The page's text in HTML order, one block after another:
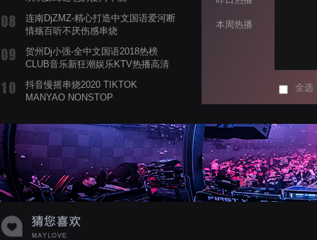
连南DjZMZ-精心打造中文国语爱河断
情殇百听不厌伤感串烧
贺州Dj小强-全中文国语2018热榜
CLUB音乐新狂潮娱乐KTV热播高清
抖音慢摇串烧2020 TIKTOK
MANYAO NONSTOP
蝉爸爸妈妈爱存在夏天的风是想你的
声音啊
本周热播
全选